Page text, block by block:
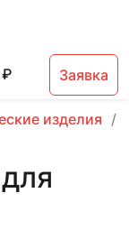
Заявка
изделия